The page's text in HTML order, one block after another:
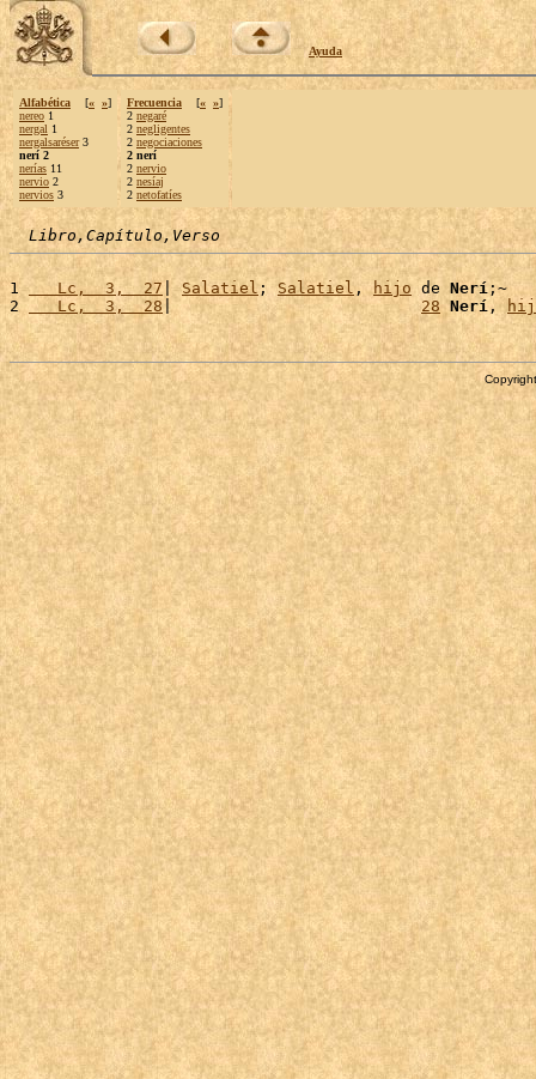
Ayuda
Alfabética [« »]
nereo 1
nergal 1
nergalsaréser3
nerí 2
nerías 11
nervio 2
nervios 3
Frecuencia [« »]
2 negaré
2 negligentes
2 negociaciones
2 nerí
2 nervio
2 nesíaj
2 netofatíes
Libro,Capítulo,Verso
1
   Lc,  3,  27
| Salatiel ; Salatiel , hijo de Nerí ;~
2
   Lc,  3,  28
| 28 Nerí ,